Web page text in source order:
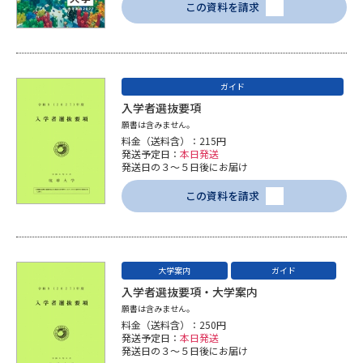
データサイエンス特集
デジタルパンフレット 進路の３択
新学年スタート号特集ページ
新学年スタート号特集ページ
SELFBRAND特集ページ
オープンキャンパスなどを調べる
来場型・Web型イベント特集 夢ナビライブ
この資料を請求
ガイド
入学者選抜要項
願書は含みません。
料金（送料含）：215円
発送予定日： 本日発送
発送日の３～５日後にお届け
この資料を請求
大学案内 ガイド
入学者選抜要項・大学案内
願書は含みません。
料金（送料含）：250円
発送予定日： 本日発送
発送日の３～５日後にお届け